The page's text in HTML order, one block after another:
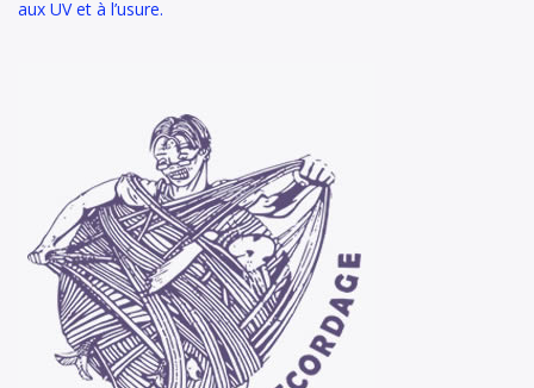
aux UV et à l’usure.